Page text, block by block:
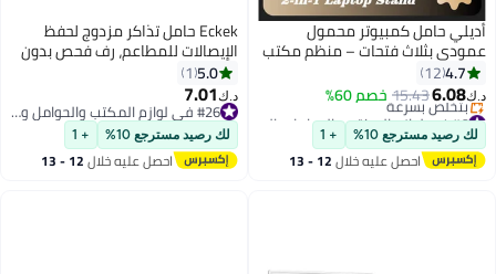
حامل كمبيوتر محمول
بثلاث فتحات – منظم مكتب
للمساحة وقابل للاستخدام
مزدوج للكمبيوتر اللوحي
4.7
12
6.08
15.43خصم 60%
أقل سعر في 30 يوم
بتخلّص بسرعة
#6 في لوازم المكتب والحوامل والموزعات
رصيد مسترجع 10% + 1
احصل عليه خلال 12 - 13
Eckek حامل تذاكر مزدوج لحفظ
الإيصالات للمطاعم، رف فحص بدون
حفر لعرض إيصالات الطلبات للمطابخ
بوصة)
5.0
1
7.01
#26 في لوازم المكتب والحوامل والموزعات
لك رصيد مسترجع 10% + 1
احصل عليه خلال 12 - 13